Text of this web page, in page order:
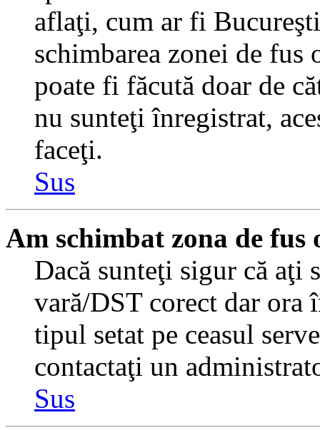
aflaţi, cum ar fi
schimbarea zonei de fus
poate fi făcută doar de
nu sunteţi înregistrat,
faceţi.
Sus
Am schimbat zona de
Dacă sunteţi sigur că aţi
vară/DST corect dar ora
tipul setat pe ceasul
contactaţi un
Sus